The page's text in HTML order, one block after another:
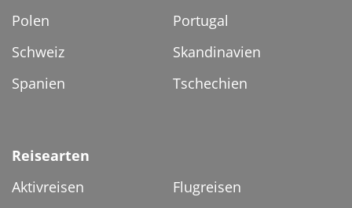
Polen
Portugal
Schweiz
Skandinavien
Spanien
Tschechien
Reisearten
Aktivreisen
Flugreisen